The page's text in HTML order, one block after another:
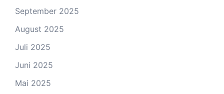
September 2025
August 2025
Juli 2025
Juni 2025
Mai 2025